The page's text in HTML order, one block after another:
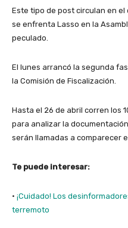
Este tipo de post circulan en
se enfrenta Lasso en la
peculado.
El lunes arrancó la segunda
la Comisión de Fiscalización.
Hasta el 26 de abril corren los
para analizar la
serán llamadas a comparecer
Te puede interesar:
· ¡Cuidado! Los
terremoto